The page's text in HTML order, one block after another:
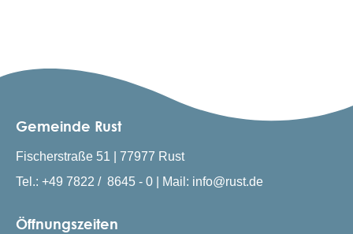
Gemeinde Rust
Fischerstraße 51 | 77977 Rust
Tel.: +49 7822 / 8645 - 0 | Mail: info@rust.de
Öffnungszeiten